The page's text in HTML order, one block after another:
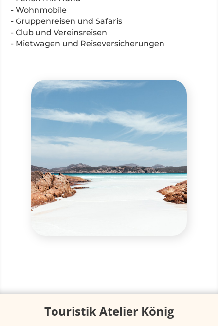
- Wohnmobile
- Gruppenreisen und Safaris
- Club und Vereinsreisen
- Mietwagen und Reiseversicherungen
Touristik Atelier König